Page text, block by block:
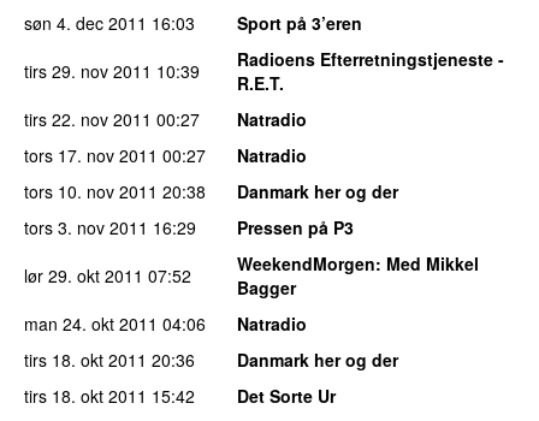
søn 4. dec 2011 16:03
Sport på 3’eren
tirs 29. nov 2011 10:39
Radioens Efterretningstjeneste -
R.E.T.
tirs 22. nov 2011 00:27
Natradio
tors 17. nov 2011 00:27
Natradio
tors 10. nov 2011 20:38
Danmark her og der
tors 3. nov 2011 16:29
Pressen på P3
lør 29. okt 2011 07:52 WeekendMorgen: Med Mikkel
Bagger
man 24. okt 2011 04:06
Natradio
tirs 18. okt 2011 20:36
Danmark her og der
tirs 18. okt 2011 15:42
Det Sorte Ur